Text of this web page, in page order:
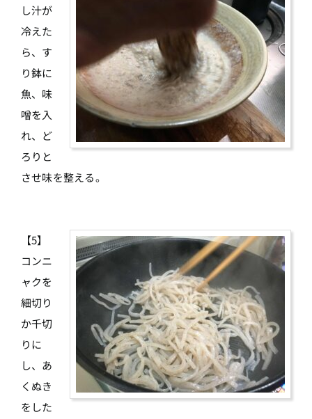
し汁が
冷えた
ら、す
り鉢に
魚、味
噌を入
れ、ど
ろりと
させ味を整える。
【5】
コンニ
ャクを
細切り
か千切
りに
し、あ
くぬき
をした